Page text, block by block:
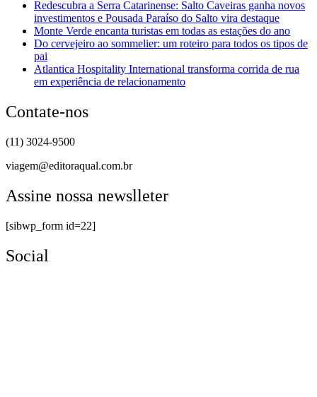
Redescubra a Serra Catarinense: Salto Caveiras ganha novos
investimentos e Pousada Paraíso do Salto vira destaque
Monte Verde encanta turistas em todas as estações do ano
Do cervejeiro ao sommelier: um roteiro para todos os tipos de
pai
Atlantica Hospitality International transforma corrida de rua
em experiência de relacionamento
Contate-nos
(11) 3024-9500
viagem@editoraqual.com.br
Assine nossa newslleter
[sibwp_form id=22]
Social